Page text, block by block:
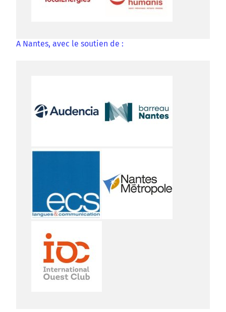
A Nantes, avec le soutien de :